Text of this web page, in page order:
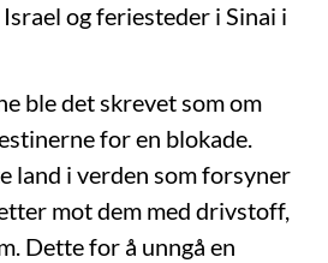
og feriesteder i Sinai i
ble det skrevet som om
for en blokade.
land i verden som forsyner
mot dem med drivstoff,
Dette for å unngå en